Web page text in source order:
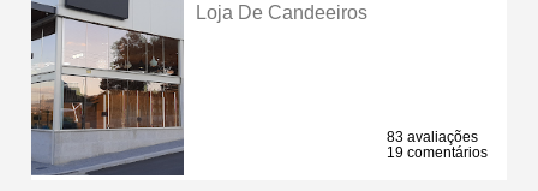
Loja De Candeeiros
83 avaliações
19 comentários